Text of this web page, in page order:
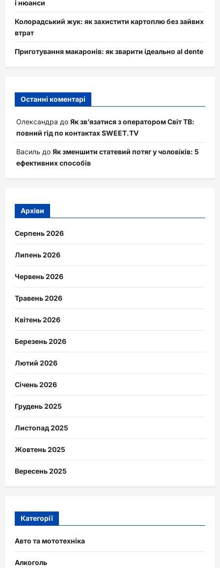
і нюанси
Колорадський жук: як захистити картоплю без зайвих
втрат
Приготування макаронів: як зварити ідеально al dente
Останні коментарі
Олександра до Як зв’язатися з оператором Світ ТВ:
повний гід по контактах SWEET.TV
Василь до Як зменшити статевий потяг у чоловіків: 5
ефективних способів
Архіви
Серпень 2026
Липень 2026
Червень 2026
Травень 2026
Квітень 2026
Березень 2026
Лютий 2026
Січень 2026
Грудень 2025
Листопад 2025
Жовтень 2025
Вересень 2025
Категорії
Авто та мототехніка
Алкоголь